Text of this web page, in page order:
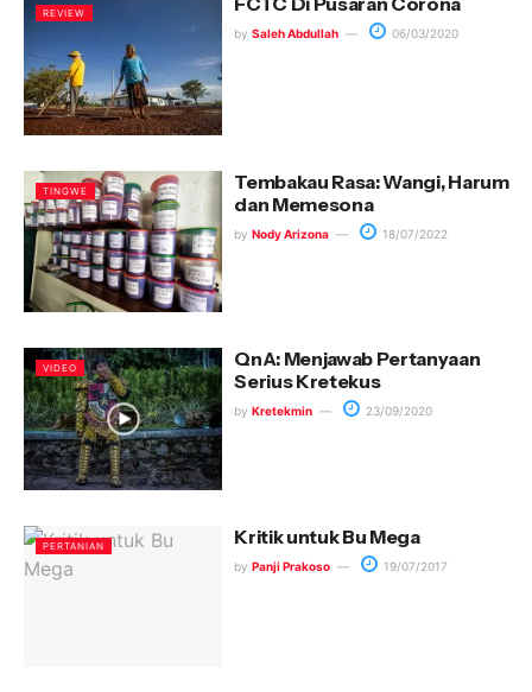
REVIEW
by Saleh Abdullah 06/03/2020
TINGWE
Tembakau Rasa: Wangi, Harum
dan Memesona
by Nody Arizona 18/07/2022
VIDEO
QnA: Menjawab Pertanyaan
Serius Kretekus
by Kretekmin 23/09/2020
PERTANIAN Kritik untuk Bu Mega
by Panji Prakoso 19/07/2017